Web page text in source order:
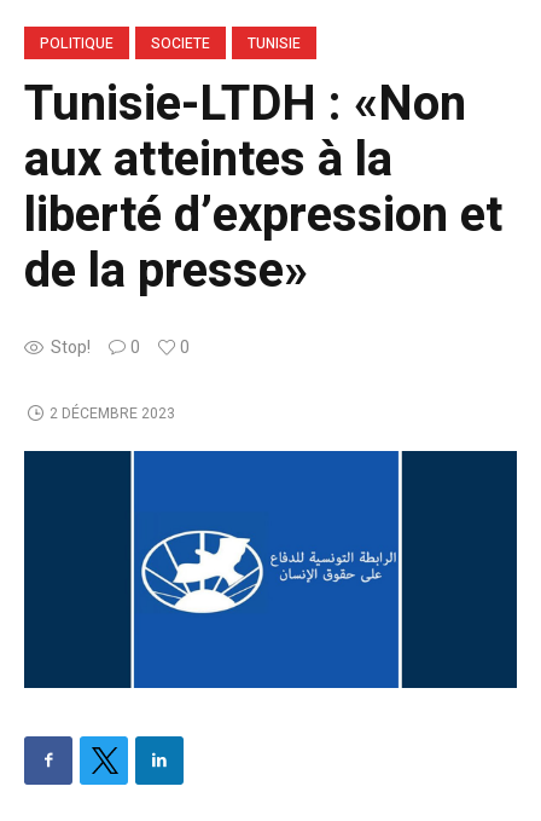
POLITIQUE SOCIETE TUNISIE
Tunisie-LTDH : «Non
aux atteintes à la
liberté d’expression et
de la presse»
Stop! 0 0
2 DÉCEMBRE 2023